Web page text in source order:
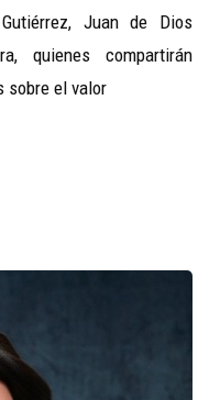
Juan de Dios
quienes compartirán
sobre el valor